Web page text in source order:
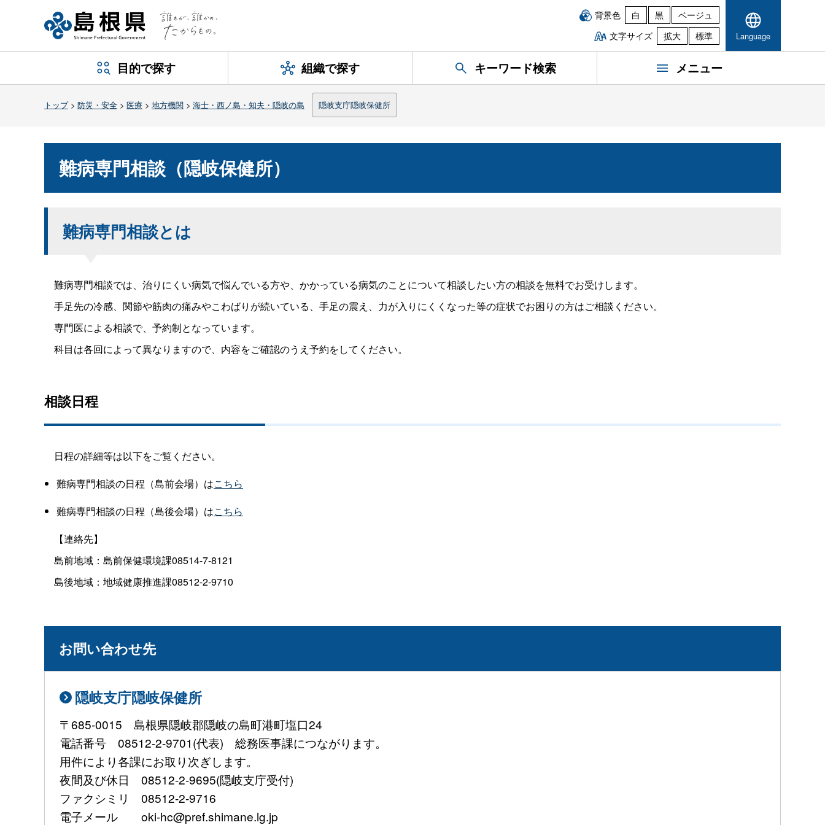
背景色 白 黒
ベージュ
文字サイズ
拡大 標準 Language
目的で探す 組織で探す キーワード検索 メニュー
トップ> 防災・安全 > 医療 > 地方機関 > 海士・西ノ島・知夫・隠岐の島 隠岐支庁隠岐保健所
難病専門相談（隠岐保健所）
難病専門相談とは
難病専門相談では、治りにくい病気で悩んでいる方や、かかっている病気のことについて相談したい方の相談を無料でお受けします。
手足先の冷感、関節や筋肉の痛みやこわばりが続いている、手足の震え、力が入りにくくなった等の症状でお困りの方はご相談ください。
専門医による相談で、予約制となっています。
科目は各回によって異なりますので、内容をご確認のうえ予約をしてください。
相談日程
日程の詳細等は以下をご覧ください。
難病専門相談の日程（島前会場）はこちら
難病専門相談の日程（島後会場）はこちら
【連絡先】
島前地域：島前保健環境課08514-7-8121
島後地域：地域健康推進課08512-2-9710
お問い合わせ先
隠岐支庁隠岐保健所
〒685-0015 島根県隠岐郡隠岐の島町港町塩口24
電話番号 08512-2-9701(代表) 総務医事課につながります。
用件により各課にお取り次ぎします。
夜間及び休日 08512-2-9695(隠岐支庁受付)
ファクシミリ 08512-2-9716
電子メール oki-hc@pref.shimane.lg.jp